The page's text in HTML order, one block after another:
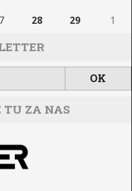
28 29 1
ZA NAS